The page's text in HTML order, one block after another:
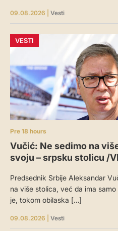
09.08.2026 Vesti
Pre 18 hours
VESTI
Vučić: Ne sedimo na
svoju – srpsku stolicu /
Predsednik Srbije Aleksandar
na više stolica, već da ima
je, tokom obilaska […]
09.08.2026 Vesti